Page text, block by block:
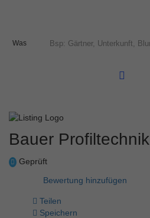
Was
Bauer Profiltechnik
Geprüft
Bewertung hinzufügen
Teilen
Speichern